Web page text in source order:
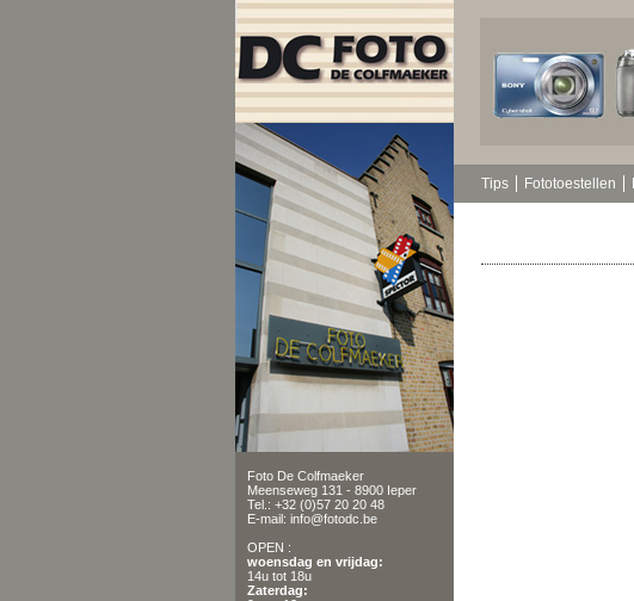
Foto De Colfmaeker
Meenseweg 131 - 8900 Ieper
Tel.: +32 (0)57 20 20 48
E-mail: info@fotodc.be
OPEN :
woensdag en vrijdag:
14u tot 18u
Zaterdag:
Tips Fototoestellen